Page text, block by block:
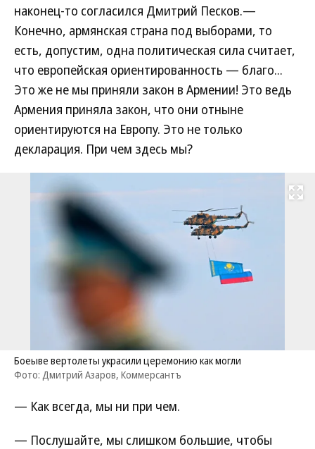
наконец-то согласился Дмитрий Песков.—
Конечно, армянская страна под выборами, то
есть, допустим, одна политическая сила считает,
что европейская ориентированность — благо...
Это же не мы приняли закон в Армении! Это ведь
Армения приняла закон, что они отныне
ориентируются на Европу. Это не только
декларация. При чем здесь мы?
Развернуть
Боеыве вертолеты украсили церемонию как могли
Фото: Дмитрий Азаров, Коммерсантъ
— Как всегда, мы ни при чем.
— Послушайте, мы слишком большие, чтобы